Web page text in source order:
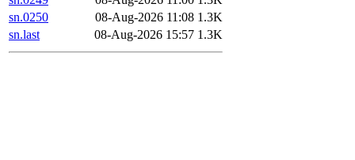
sn.0250
08-Aug-2026 11:08 1.3K
sn.last
08-Aug-2026 15:57 1.3K